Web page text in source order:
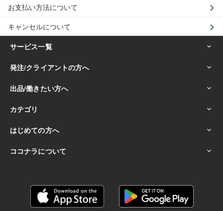
お支払い方法について
キャンセルについて